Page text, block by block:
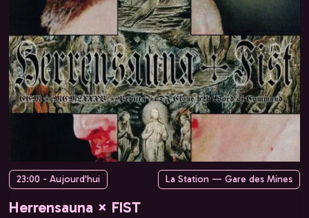
23:00 - Aujourd'hui La Station — Gare des Mines
Herrensauna × FIST